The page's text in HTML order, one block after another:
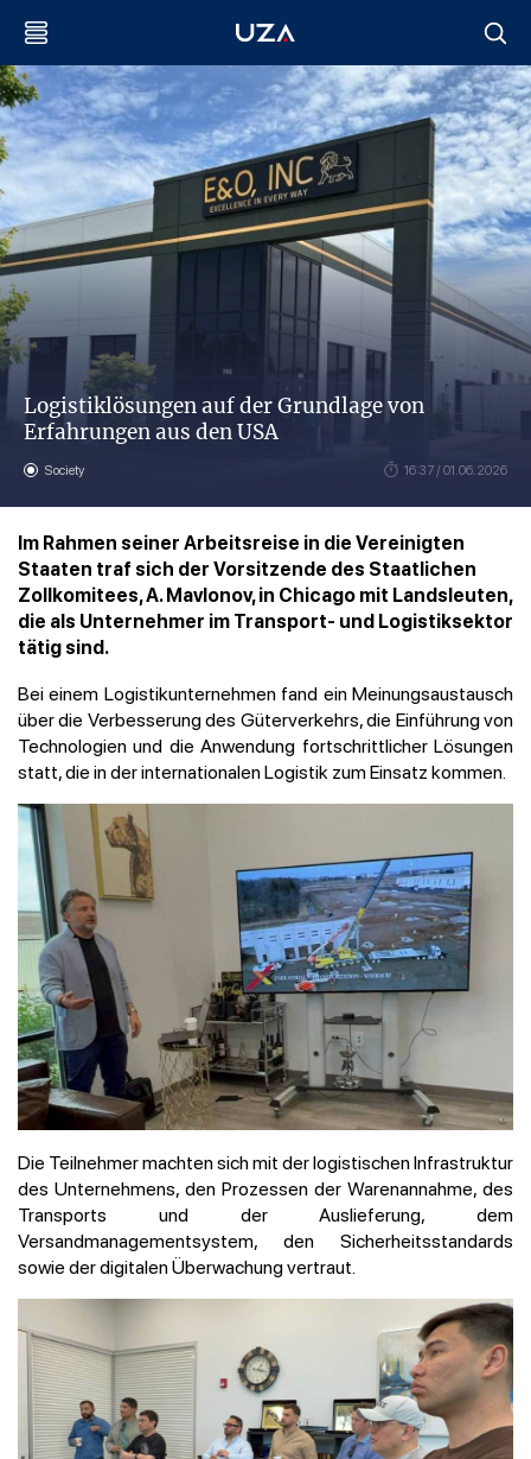
Logistiklösungen auf der Grundlage von
Erfahrungen aus den USA
Society 16:37 / 01.06.2026
Im Rahmen seiner Arbeitsreise in die Vereinigten
Staaten traf sich der Vorsitzende des Staatlichen
Zollkomitees, A. Mavlonov, in Chicago mit Landsleuten,
die als Unternehmer im Transport- und Logistiksektor
tätig sind.
Bei einem Logistikunternehmen fand ein Meinungsaustausch
über die Verbesserung des Güterverkehrs, die Einführung von
Technologien und die Anwendung fortschrittlicher Lösungen
statt, die in der internationalen Logistik zum Einsatz kommen.
Die Teilnehmer machten sich mit der logistischen Infrastruktur
des Unternehmens, den Prozessen der Warenannahme, des
Transports und der Auslieferung, dem
Versandmanagementsystem, den Sicherheitsstandards
sowie der digitalen Überwachung vertraut.